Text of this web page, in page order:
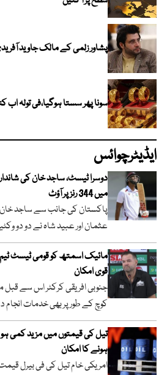
پشاور زلمی کے مالک جاوید
سونا پھر سستا ہوگیا،فی تولہ
ایڈیٹرچوائس
دوسرا ٹیسٹ، ساجد خان کی
میں 344 رنز پر آؤٹ
عثمان اور عبید شاہ نے دو دو
مائیک اسمتھ کو قومی ٹیسٹ
قوی امکان
جنوبی افریقی کرکٹر اس سے
کوچ کے طور پر بھی خدمات
تیل کی قیمتوں میں مزید کمی ہو
ہونے کا امکان